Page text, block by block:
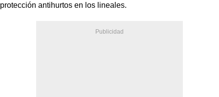
protección antihurtos en los lineales.